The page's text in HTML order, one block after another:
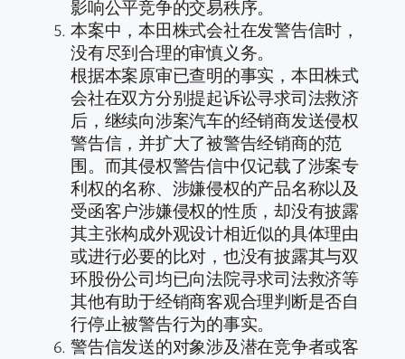
影响公平竞争的交易秩序。
本案中，本田株式会社在发警告信时，
没有尽到合理的审慎义务。
根据本案原审已查明的事实，本田株式
会社在双方分别提起诉讼寻求司法救济
后，继续向涉案汽车的经销商发送侵权
警告信，并扩大了被警告经销商的范
围。而其侵权警告信中仅记载了涉案专
利权的名称、涉嫌侵权的产品名称以及
受函客户涉嫌侵权的性质，却没有披露
其主张构成外观设计相近似的具体理由
或进行必要的比对，也没有披露其与双
环股份公司均已向法院寻求司法救济等
其他有助于经销商客观合理判断是否自
行停止被警告行为的事实。
警告信发送的对象涉及潜在竞争者或客